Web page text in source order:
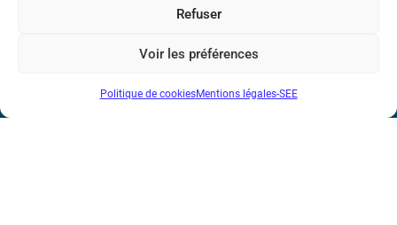
Refuser
Voir les préférences
Politique de cookiesMentions légales-SEE
communautaire : FR44 785 393 232